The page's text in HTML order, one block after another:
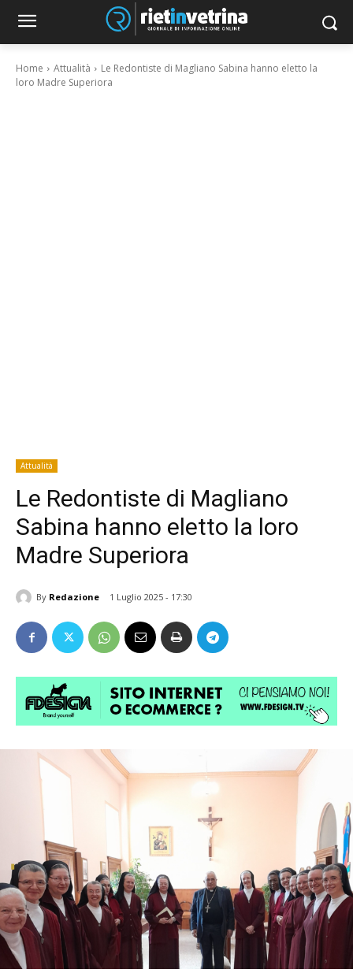
Home Attualità
Le Redontiste di Magliano Sabina hanno eletto la
loro Madre Superiora
Attualità
Le Redontiste di Magliano
Sabina hanno eletto la loro
Madre Superiora
By Redazione 1 Luglio 2025 - 17:30